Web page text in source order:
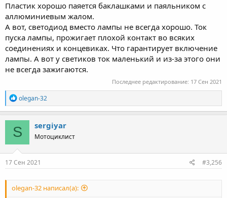
Пластик хорошо паяется баклашками и паяльником с
аллюминиевым жалом.
А вот, светодиод вместо лампы не всегда хорошо. Ток
пуска лампы, прожигает плохой контакт во всяких
соединениях и концевиках. Что гарантирует включение
лампы. А вот у светиков ток маленький и из-за этого они
не всегда зажигаются.
Последнее редактирование: 17 Сен 2021
R
e
a
c
t
i
o
n
s
olegan-32
S sergiyar
Мотоциклист
17 Сен 2021 #3,256
olegan-32 написал(а):